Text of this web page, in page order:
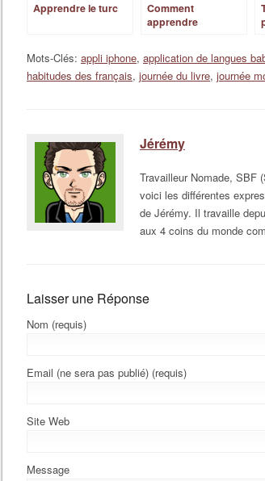
Apprendre le turc
Comment
apprendre
Mots-Clés: appli iphone, application de langues
habitudes des français, journée du livre, journée
Jérémy
Travailleur Nomade, SBF
voici les différentes
de Jérémy. Il travaille
aux 4 coins du monde
Laisser une Réponse
Nom (requis)
Email (ne sera pas publié) (requis)
Site Web
Message